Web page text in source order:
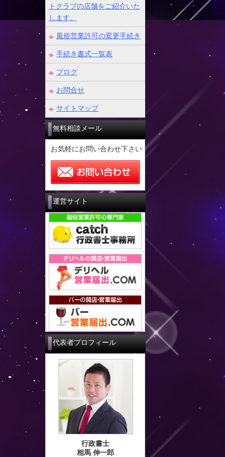
トクラブの店舗をご紹介いた
します。
風俗営業許可の変更手続き
手続き書式一覧表
ブログ
お問合せ
サイトマップ
無料相談メール
お気軽にお問い合わせ下さい
運営サイト
代表者プロフィール
行政書士
相馬 伸一郎